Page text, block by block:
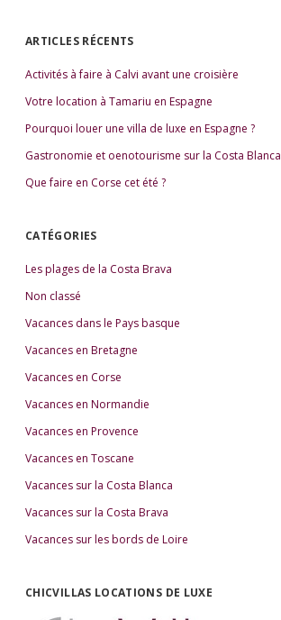
d
b
a
r
r
h
e
ARTICLES RÉCENTS
Activités à faire à Calvi avant une croisière
Votre location à Tamariu en Espagne
Pourquoi louer une villa de luxe en Espagne ?
Gastronomie et oenotourisme sur la Costa Blanca
Que faire en Corse cet été ?
CATÉGORIES
Les plages de la Costa Brava
Non classé
Vacances dans le Pays basque
Vacances en Bretagne
Vacances en Corse
Vacances en Normandie
Vacances en Provence
Vacances en Toscane
Vacances sur la Costa Blanca
Vacances sur la Costa Brava
Vacances sur les bords de Loire
CHICVILLAS LOCATIONS DE LUXE